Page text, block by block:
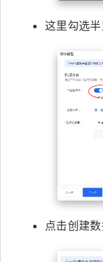
这里勾选
点击创建